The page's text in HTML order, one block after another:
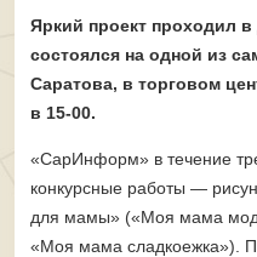
Яркий проект проходил
состоялся на одной из
Саратова, в торговом
в 15-00.
«СарИнформ» в течение
конкурсные работы —
для мамы» («Моя мама
«Моя мама сладкоежка»).